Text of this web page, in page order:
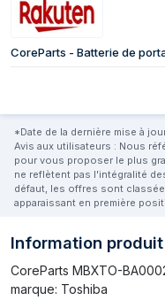
*Date de la dernière mise à
Avis aux utilisateurs : Nous
pour vous proposer le plus
ne reflètent pas l'intégralité
défaut, les offres sont
apparaissant en première
Information produit
CoreParts MBXTO-
marque: Toshiba